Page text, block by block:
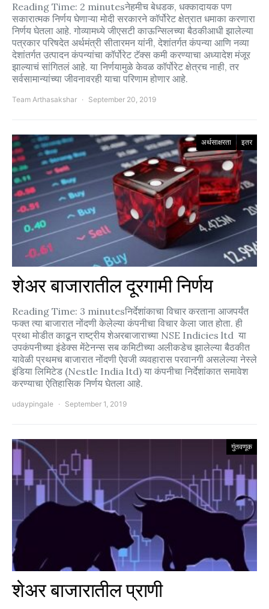
Reading Time: 2 minutesनेहमीच बेधडक, धक्कादायक पण
सकारात्मक निर्णय घेणाऱ्या मोदी सरकारने कॉर्पोरेट क्षेत्रात धमाका करणारा
निर्णय घेतला आहे. गोव्यामध्ये जीएसटी काऊन्सिलच्या बैठकीआधी झालेल्या
पत्रकार परिषदेत अर्थमंत्री सीतारमन यांनी, देशांतर्गत कंपन्या आणि नव्या
देशांतर्गत उत्पादन कंपन्यांचा कॉर्पोरेट टॅक्स कमी करण्याचा अध्यादेश मंजूर
झाल्याचं सांगितलं आहे. या निर्णयामुळे केवळ कॉर्पोरेट क्षेत्रच नाही, तर
सर्वसामान्यांच्या जीवनावरही याचा परिणाम होणार आहे.
Team Arthasakshar September 20, 2019
अर्थसाक्षरता इतर
शेअर बाजारातील दूरगामी निर्णय
Reading Time: 3 minutesनिर्देशांकाचा विचार करताना आजपर्यंत
फक्त त्या बाजारात नोंदणी केलेल्या कंपनीचा विचार केला जात होता. ही
प्रथा मोडीत काढून राष्ट्रीय शेअरबाजाराच्या NSE Indicies ltd या
उपकंपनीच्या इंडेक्स मेंटेनन्स सब कमिटीच्या अलीकडेच झालेल्या बैठकीत
यावेळी प्रथमच बाजारात नोंदणी ऐवजी व्यवहारास परवानगी असलेल्या नेस्ले
इंडिया लिमिटेड (Nestle India ltd) या कंपनीचा निर्देशांकात समावेश
करण्याचा ऐतिहासिक निर्णय घेतला आहे.
udaypingale September 1, 2019
गुंतवणूक
शेअर बाजारातील प्राणी